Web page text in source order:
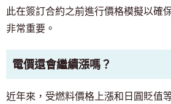
此在簽訂合約之前進行價格模擬以確
非常重要。
電價還會繼續漲嗎？
近年來，受燃料價格上漲和日圓貶值